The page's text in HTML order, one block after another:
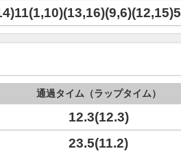
通過タイム（ラップタイム）
12.3(12.3)
23.5(11.2)